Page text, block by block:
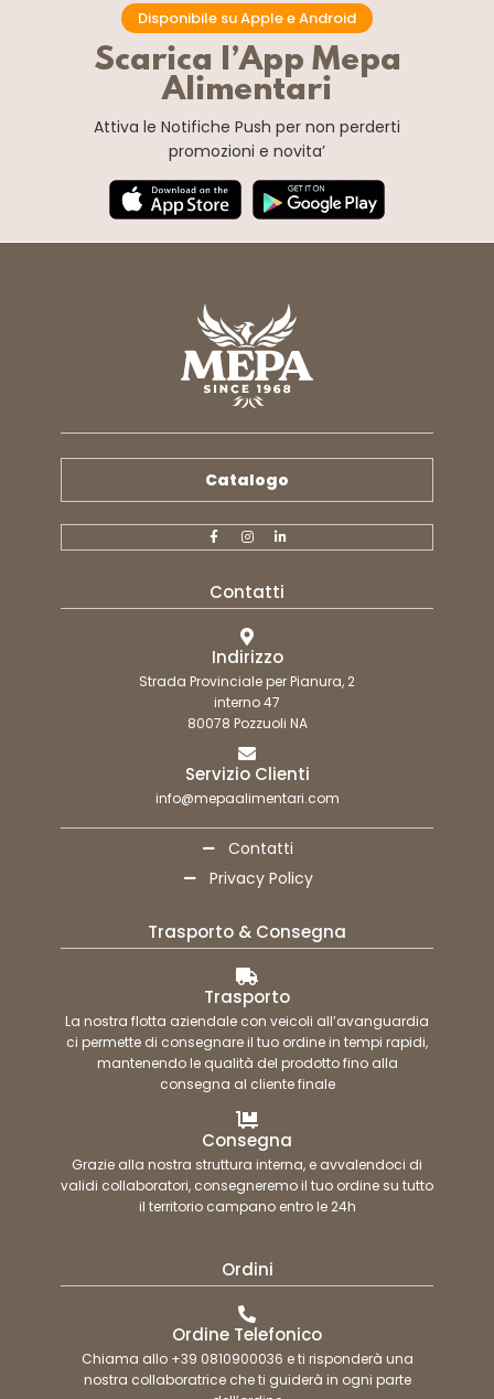
Disponibile su Apple e Android
Scarica l’App Mepa
Alimentari
Attiva le Notifiche Push per non perderti
promozioni e novita’
Catalogo
Contatti
Indirizzo
Strada Provinciale per Pianura, 2
interno 47
80078 Pozzuoli NA
Servizio Clienti
info@mepaalimentari.com
Contatti
Privacy Policy
Trasporto & Consegna
Trasporto
La nostra flotta aziendale con veicoli all’avanguardia
ci permette di consegnare il tuo ordine in tempi rapidi,
mantenendo le qualità del prodotto fino alla
consegna al cliente finale
Consegna
Grazie alla nostra struttura interna, e avvalendoci di
validi collaboratori, consegneremo il tuo ordine su tutto
il territorio campano entro le 24h
Ordini
Ordine Telefonico
Chiama allo +39 0810900036 e ti risponderà una
nostra collaboratrice che ti guiderà in ogni parte